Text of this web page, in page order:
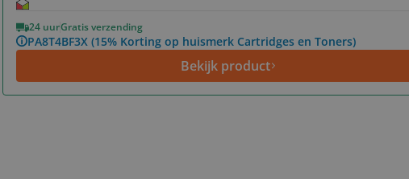
24 uurGratis verzending
PA8T4BF3X (15% Korting op huismerk Cartridges en Toners)
Bekijk product